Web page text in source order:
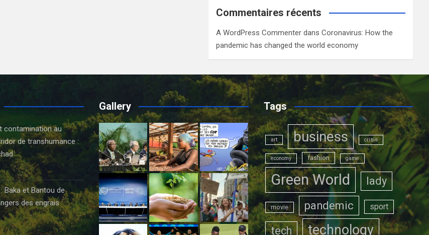
Commentaires récents
A WordPress Commenter dansCoronavirus: How the
pandemic has changed the world economy
contamination au
de transhumance :
Baka et Bantou de
des engrais
Gallery Tags
art business crisis
economy fashion game
Green World lady
movie pandemic sport
tech technology